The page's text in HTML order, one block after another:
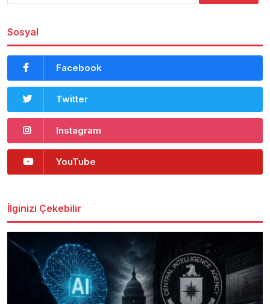
Sosyal
Facebook
Twitter
Instagram
YouTube
İlginizi Çekebilir